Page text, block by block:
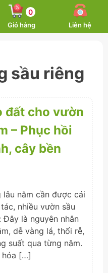
0
Giỏ hàng Liên hệ
sầu riêng
đất cho vườn
– Phục hồi
cây bền
năm cần được cải
nhiều vườn sầu
là nguyên nhân
dễ vàng lá, thối rễ,
suất qua từng năm.
hóa […]